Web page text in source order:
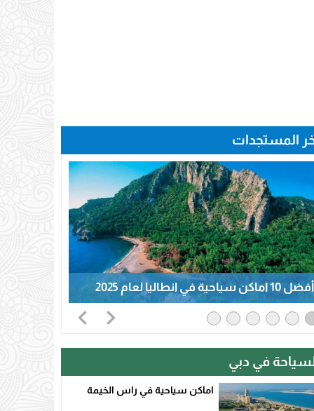
المستجدات
أفضل 10 اماكن سياحية في انطاليا لعام 2025
في دبي
اماكن سياحية في راس الخيمة